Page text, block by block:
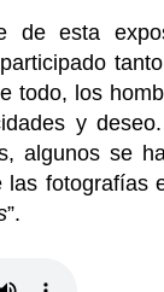
de esta
todo, los
y
algunos se
fotografías
”.